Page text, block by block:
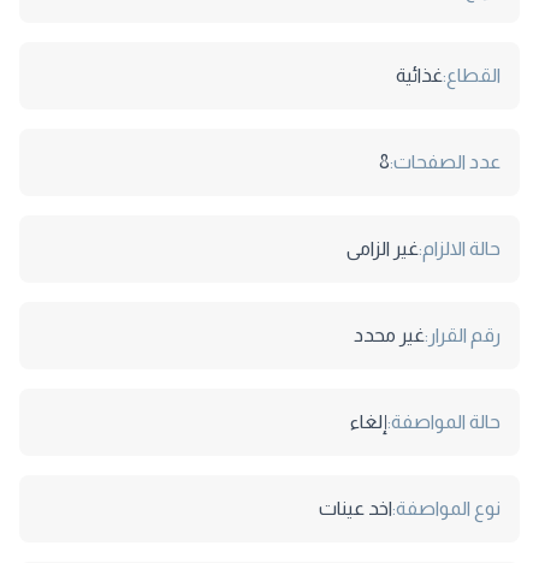
القطاع:غذائية
عدد الصفحات:8
حالة الالزام:غير الزامى
رقم القرار:غير محدد
حالة المواصفة:إلغاء
نوع المواصفة:اخد عينات